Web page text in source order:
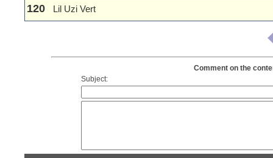
120 Lil Uzi Vert
Comment on the
Subject: